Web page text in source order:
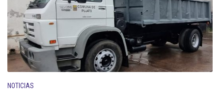
NOTICIAS